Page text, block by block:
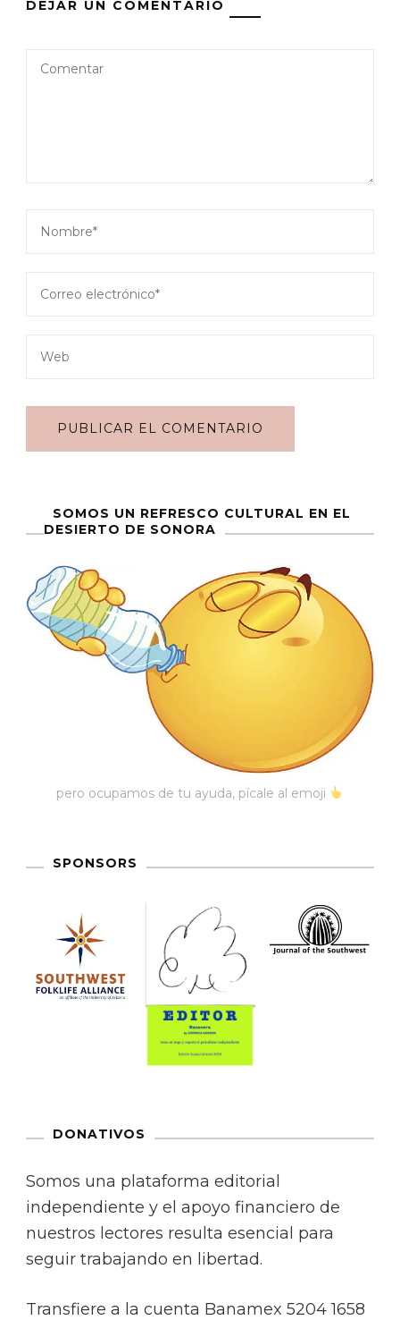
DEJAR UN COMENTARIO
SOMOS UN REFRESCO CULTURAL EN EL
DESIERTO DE SONORA
pero ocupamos de tu ayuda, pícale al emoji
SPONSORS
DONATIVOS
Somos una plataforma editorial
independiente y el apoyo financiero de
nuestros lectores resulta esencial para
seguir trabajando en libertad.
Transfiere a la cuenta Banamex 5204 1658